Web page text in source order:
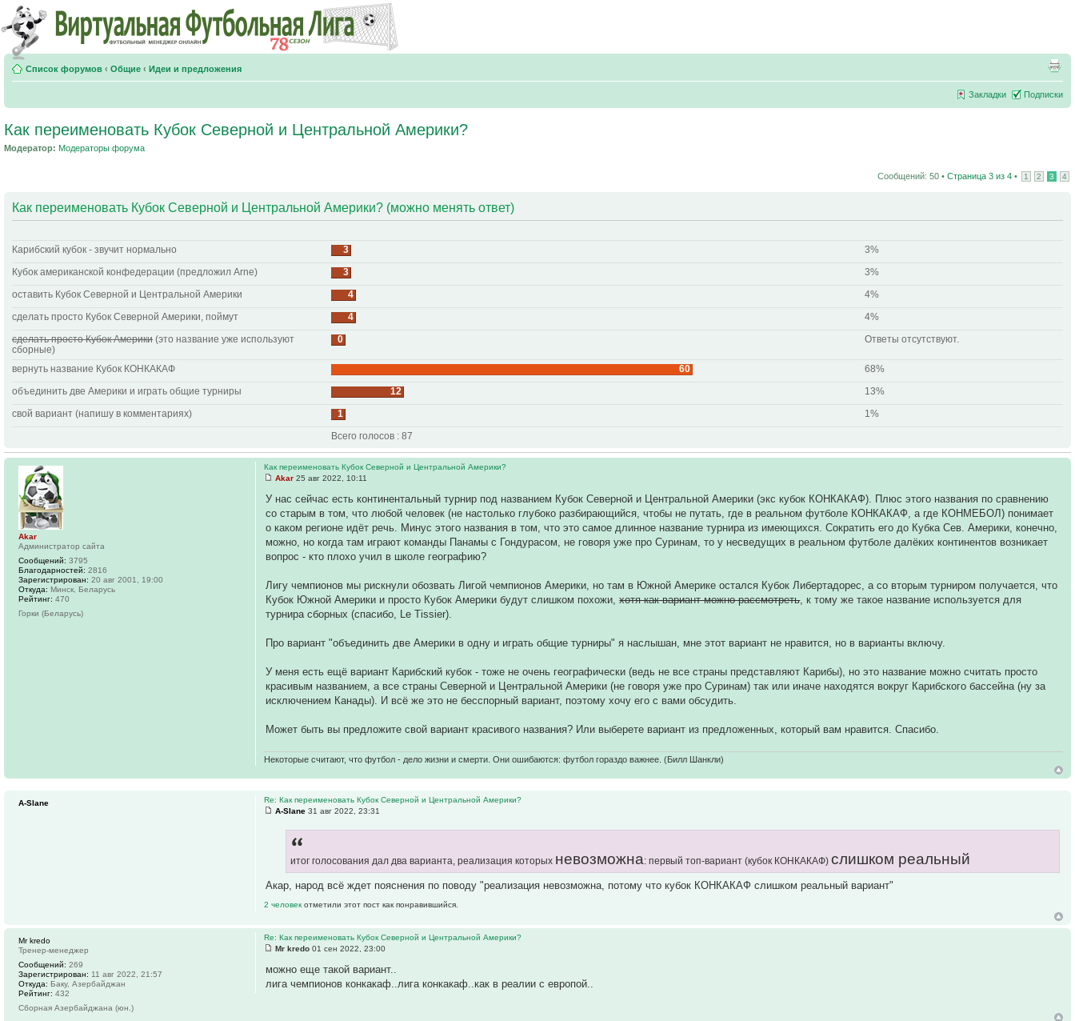
Список форумов ‹ Общие ‹ Идеи и предложения
Закладки Подписки
Как переименовать Кубок Северной и Центральной Америки?
Модератор: Модераторы форума
Сообщений: 50 • Страница 3 из 4 • 1 2 3 4
Как переименовать Кубок Северной и Центральной Америки? (можно менять ответ)
Карибский кубок - звучит нормально 3
3%
Кубок американской конфедерации (предложил Arne)
3
3%
оставить Кубок Северной и Центральной Америки
4
4%
сделать просто Кубок Северной Америки, поймут
4
4%
сделать просто Кубок Америки (это название уже используют
сборные)
0 Ответы отсутствуют.
вернуть название Кубок КОНКАКАФ 60
68%
объединить две Америки и играть общие турниры
12
13%
свой вариант (напишу в комментариях)
1
1%
Всего голосов : 87
Как переименовать Кубок Северной и Центральной Америки?
Akar 25 авг 2022, 10:11
У нас сейчас есть континентальный турнир под названием Кубок Северной и Центральной Америки (экс кубок КОНКАКАФ). Плюс этого названия по сравнению
со старым в том, что любой человек (не настолько глубоко разбирающийся, чтобы не путать, где в реальном футболе КОНКАКАФ, а где КОНМЕБОЛ) понимает
о каком регионе идёт речь. Минус этого названия в том, что это самое длинное название турнира из имеющихся. Сократить его до Кубка Сев. Америки, конечно,
можно, но когда там играют команды Панамы с Гондурасом, не говоря уже про Суринам, то у несведущих в реальном футболе далёких континентов возникает
вопрос - кто плохо учил в школе географию?
Лигу чемпионов мы рискнули обозвать Лигой чемпионов Америки, но там в Южной Америке остался Кубок Либертадорес, а со вторым турниром получается, что
Кубок Южной Америки и просто Кубок Америки будут слишком похожи,хотя как вариант можно рассмотреть, к тому же такое название используется для
турнира сборных (спасибо, Le Tissier).
Про вариант "объединить две Америки в одну и играть общие турниры" я наслышан, мне этот вариант не нравится, но в варианты включу.
У меня есть ещё вариант Карибский кубок - тоже не очень географически (ведь не все страны представляют Карибы), но это название можно считать просто
красивым названием, а все страны Северной и Центральной Америки (не говоря уже про Суринам) так или иначе находятся вокруг Карибского бассейна (ну за
исключением Канады). И всё же это не бесспорный вариант, поэтому хочу его с вами обсудить.
Может быть вы предложите свой вариант красивого названия? Или выберете вариант из предложенных, который вам нравится. Спасибо.
Некоторые считают, что футбол - дело жизни и смерти. Они ошибаются: футбол гораздо важнее. (Билл Шанкли)
Akar
Администратор сайта
Сообщений: 3795
Благодарностей: 2816
Зарегистрирован: 20 авг 2001, 19:00
Откуда: Минск, Беларусь
Рейтинг: 470
Горки (Беларусь)
Re: Как переименовать Кубок Северной и Центральной Америки?
A-Slane 31 авг 2022, 23:31
итог голосования дал два варианта, реализация которых невозможна: первый топ-вариант (кубок КОНКАКАФ)слишком реальный
Акар, народ всё ждет пояснения по поводу "реализация невозможна, потому что кубок КОНКАКАФ слишком реальный вариант"
2 человекотметили этот пост как понравившийся.
A-Slane
Re: Как переименовать Кубок Северной и Центральной Америки?
Mr kredo 01 сен 2022, 23:00
можно еще такой вариант..
лига чемпионов конкакаф..лига конкакаф..как в реалии с европой..
Mr kredo
Тренер-менеджер
Сообщений: 269
Зарегистрирован: 11 авг 2022, 21:57
Откуда: Баку, Азербайджан
Рейтинг: 432
Сборная Азербайджана (юн.)